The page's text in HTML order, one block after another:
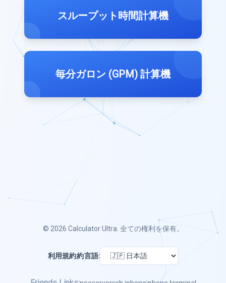
スループット時間計算機
毎分ガロン (GPM) 計算機
© 2026 Calculator Ultra . 全ての権利を保有。
利用規約約言語: